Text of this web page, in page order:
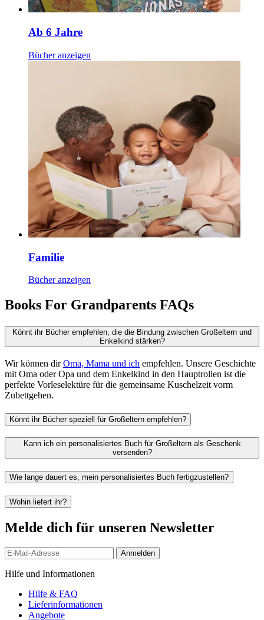
Ab 6 Jahre
Bücher anzeigen
Familie
Bücher anzeigen
Books For Grandparents FAQs
Könnt ihr Bücher empfehlen, die die Bindung zwischen Großeltern und
Enkelkind stärken?
Wir können dirOma, Mama und ich empfehlen. Unsere Geschichte
mit Oma oder Opa und dem Enkelkind in den Hauptrollen ist die
perfekte Vorleselektüre für die gemeinsame Kuschelzeit vorm
Zubettgehen.
Könnt ihr Bücher speziell für Großeltern empfehlen?
Kann ich ein personalisiertes Buch für Großeltern als Geschenk
versenden?
Wie lange dauert es, mein personalisiertes Buch fertigzustellen?
Wohin liefert ihr?
Melde dich für unseren Newsletter
Anmelden
Hilfe und Informationen
Hilfe & FAQ
Lieferinformationen
Angebote